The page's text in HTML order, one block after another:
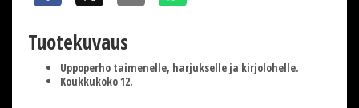
Tuotekuvaus
Uppoperho taimenelle, harjukselle ja kirjolohelle.
Koukkukoko 12.